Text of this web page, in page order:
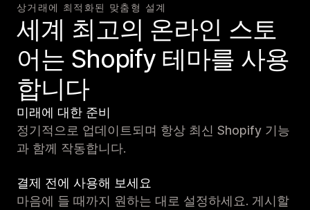
상거래에 최적화된 맞춤형 설계
세계 최고의 온라인 스토
어는 Shopify 테마를 사용
합니다
미래에 대한 준비
정기적으로 업데이트되며 항상 최신 Shopify 기능
과 함께 작동합니다.
결제 전에 사용해 보세요
마음에 들 때까지 원하는 대로 설정하세요. 게시할